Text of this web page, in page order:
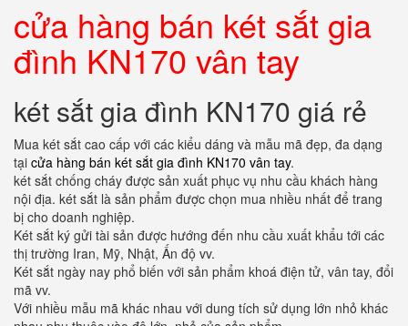
cửa hàng bán két sắt gia
đình KN170 vân tay
két sắt gia đình KN170 giá rẻ
Mua két sắt cao cấp với các kiểu dáng và mẫu mã đẹp, đa dạng
tại cửa hàng bán két sắt gia đình KN170 vân tay.
két sắt chống cháy được sản xuất phục vụ nhu cầu khách hàng
nội địa. két sắt là sản phẩm được chọn mua nhiều nhất để trang
bị cho doanh nghiệp.
Két sắt ký gửi tài sản được hướng đến nhu cầu xuất khẩu tới các
thị trường Iran, Mỹ, Nhật, Ấn độ vv.
Két sắt ngày nay phổ biến với sản phẩm khoá điện tử, vân tay, đổi
mã vv.
Với nhiều mẫu mã khác nhau với dung tích sử dụng lớn nhỏ khác